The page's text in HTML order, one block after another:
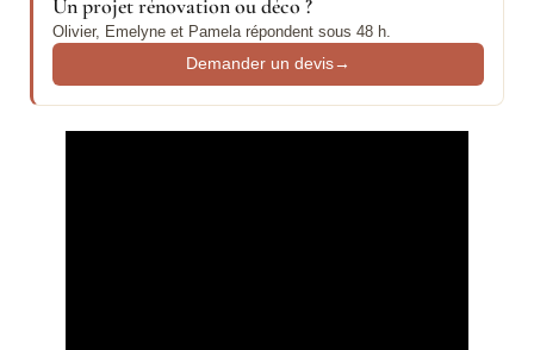
Un projet rénovation ou déco ?
Olivier, Emelyne et Pamela répondent sous 48 h.
Demander un devis→